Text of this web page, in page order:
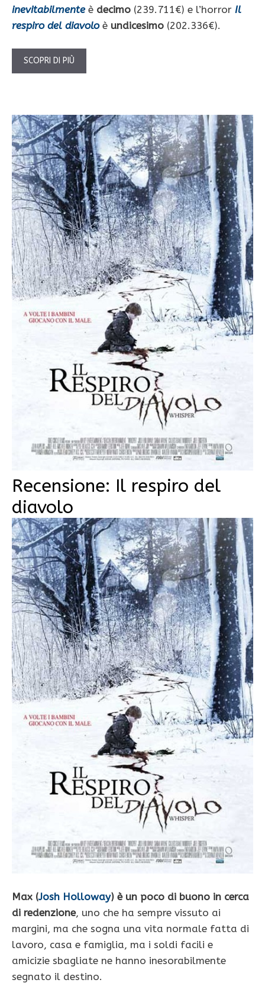
inevitabilmenteè decimo (239.711€) e l’horror Il
respiro del diavoloè undicesimo (202.336€).
SCOPRI DI PIÙ
Recensione: Il respiro del
diavolo
Max (Josh Holloway) è un poco di buono in cerca
di redenzione, uno che ha sempre vissuto ai
margini, ma che sogna una vita normale fatta di
lavoro, casa e famiglia, ma i soldi facili e
amicizie sbagliate ne hanno inesorabilmente
segnato il destino.